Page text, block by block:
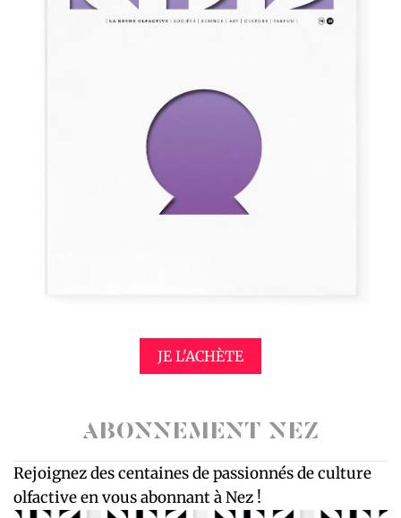
JE L'ACHÈTE
ABONNEMENT NEZ
Rejoignez des centaines de passionnés de culture
olfactive en vous abonnant à Nez !